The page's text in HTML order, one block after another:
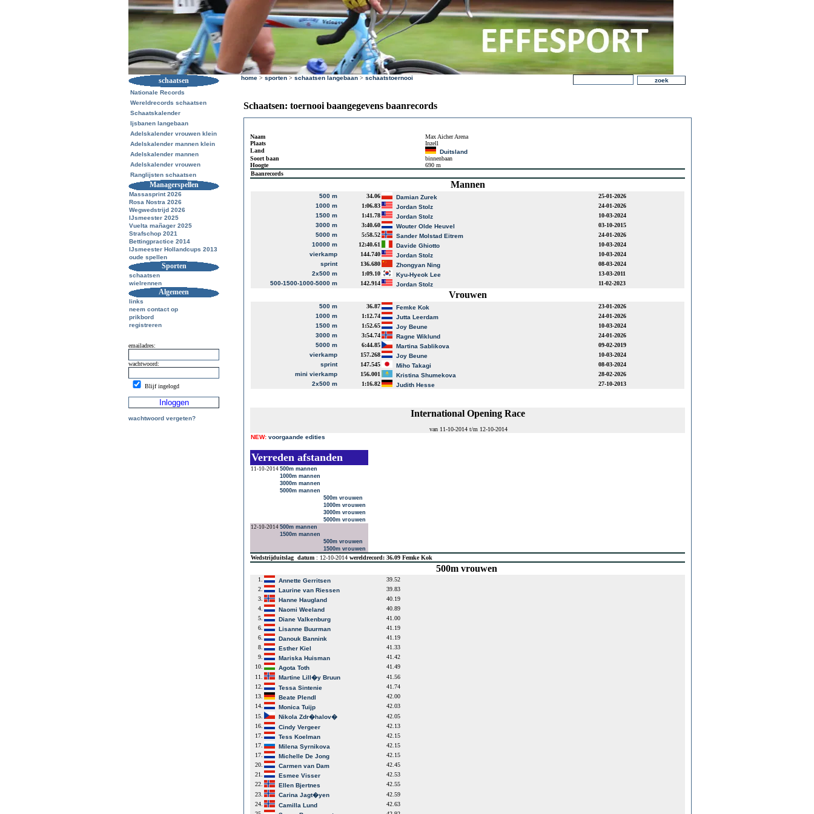
schaatsen
Nationale Records
Wereldrecords schaatsen
Schaatskalender
Ijsbanen langebaan
Adelskalender vrouwen klein
Adelskalender mannen klein
Adelskalender mannen
Adelskalender vrouwen
Ranglijsten schaatsen
Managerspellen
Massasprint 2026
Rosa Nostra 2026
Wegwedstrijd 2026
IJsmeester 2025
Vuelta mañager 2025
Strafschop 2021
Bettingpractice 2014
IJsmeester Hollandcups 2013
oude spellen
Sporten
schaatsen
wielrennen
Algemeen
links
neem contact op
prikbord
registreren
emailadres:
wachtwoord:
Blijf ingelogd
wachtwoord vergeten?
home > sporten > schaatsen langebaan > schaatstoernooi
Schaatsen: toernooi baangegevens baanrecords
Naam
Max Aicher Arena
Plaats
Inzell
Land
Duitsland
Soort baan
binnenbaan
Hoogte
690 m
Baanrecords
Mannen
500 m 34.06 Damian Zurek
25-01-2026
1000 m
1:06.83 Jordan Stolz
24-01-2026
1500 m
1:41.78 Jordan Stolz
10-03-2024
3000 m
3:40.60 Wouter Olde Heuvel
03-10-2015
5000 m
5:58.52 Sander Molstad Eitrem
24-01-2026
10000 m
12:40.61 Davide Ghiotto
10-03-2024
vierkamp
144.740 Jordan Stolz
10-03-2024
sprint
136.680 Zhongyan Ning
08-03-2024
2x500 m
1:09.10 Kyu-Hyeok Lee
13-03-2011
500-1500-1000-5000 m
142.914 Jordan Stolz 11-02-2023
Vrouwen
500 m 36.87 Femke Kok
23-01-2026
1000 m
1:12.74 Jutta Leerdam
24-01-2026
1500 m
1:52.65 Joy Beune
10-03-2024
3000 m
3:54.74 Ragne Wiklund
24-01-2026
5000 m
6:44.85 Martina Sablikova
09-02-2019
vierkamp
157.268 Joy Beune
10-03-2024
sprint
147.545 Miho Takagi
08-03-2024
mini vierkamp
156.001 Kristina Shumekova
28-02-2026
2x500 m
1:16.82 Judith Hesse 27-10-2013
International Opening Race
van 11-10-2014 t/m 12-10-2014
NEW: voorgaande edities
Verreden afstanden
11-10-2014 500m mannen
1000m mannen
3000m mannen
5000m mannen
500m vrouwen
1000m vrouwen
3000m vrouwen
5000m vrouwen
12-10-2014 500m mannen
1500m mannen
500m vrouwen
1500m vrouwen
Wedstrijduitslag datum : 12-10-2014 wereldrecord: 36.09 Femke Kok
500m vrouwen
1. Annette Gerritsen
39.52
2.
Laurine van Riessen
39.83
3.
Hanne Haugland
40.19
4.
Naomi Weeland
40.89
5.
Diane Valkenburg
41.00
6.
Lisanne Buurman
41.19
6.
Danouk Bannink
41.19
8.
Esther Kiel
41.33
9.
Mariska Huisman
41.42
10.
Agota Toth
41.49
11.
Martine Lill�y Bruun
41.56
12.
Tessa Sintenie
41.74
13.
Beate Plendl
42.00
14.
Monica Tuijp
42.03
15.
Nikola Zdr�halov�
42.05
16.
Cindy Vergeer
42.13
17.
Tess Koelman
42.15
17.
Milena Syrnikova
42.15
17.
Michelle De Jong
42.15
20.
Carmen van Dam
42.45
21.
Esmee Visser
42.53
22.
Ellen Bjertnes
42.55
23.
Carina Jagt�yen
42.59
24.
Camilla Lund
42.63